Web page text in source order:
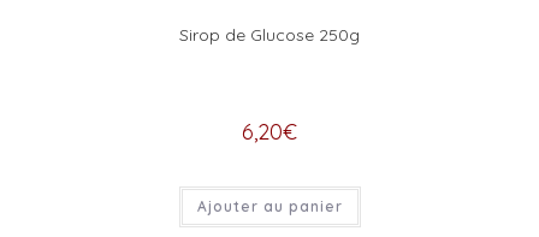
Sirop de Glucose 250g
6,20€
Ajouter au panier